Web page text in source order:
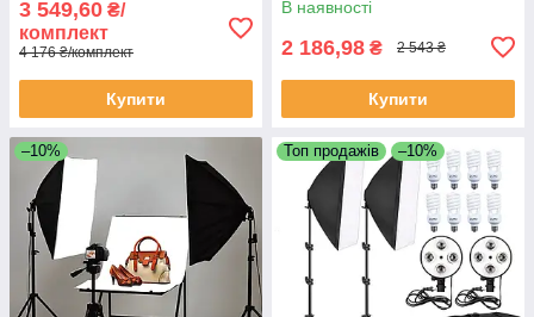
3 549,60 ₴/
комплект
4 176 ₴/комплект
Купити
см(2шт)
В наявності
2 186,98 ₴ 2 543 ₴
Купити
–10% Топ продажів –10%